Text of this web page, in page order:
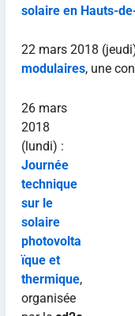
solaire en Hauts-
22 mars 2018
modulaires, une
26 mars
2018
(lundi) :
Journée
technique
sur le
solaire
photovolta
ïque et
thermique,
organisée